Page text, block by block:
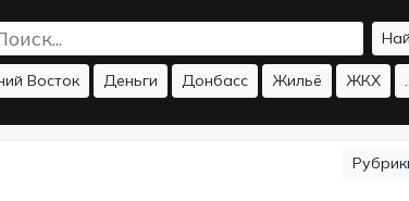
Восток Деньги Донбасс Жильё ЖКХ